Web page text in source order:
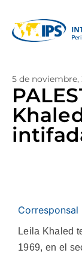
5 de noviembre,
Corresponsal
Leila Khaled
1969, en el